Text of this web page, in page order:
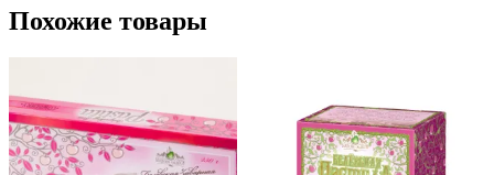
Похожие товары